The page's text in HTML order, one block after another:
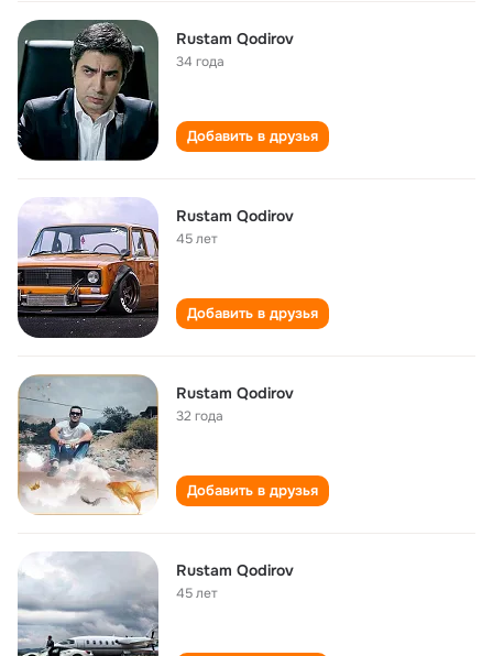
Rustam Qodirov
34 года
Добавить в друзья
Rustam Qodirov
45 лет
Добавить в друзья
Rustam Qodirov
32 года
Добавить в друзья
Rustam Qodirov
45 лет